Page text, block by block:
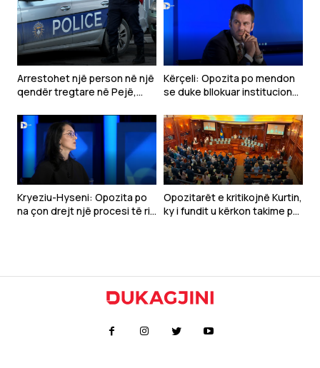
Arrestohet një person në një
qendër tregtare në Pejë,
qytetarët
Kërçeli: Opozita po mendon
se duke bllokuar institucionet
Kryeziu-Hyseni: Opozita po
na çon drejt një procesi të ri
Opozitarët e kritikojnë Kurtin,
ky i fundit u kërkon takime për